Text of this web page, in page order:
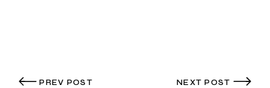
PREV POST NEXT POST